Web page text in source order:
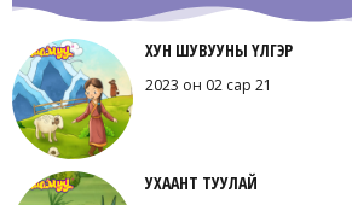
ХУН ШУВУУНЫ ҮЛГЭР
2023 он 02 сар 21
УХААНТ ТУУЛАЙ